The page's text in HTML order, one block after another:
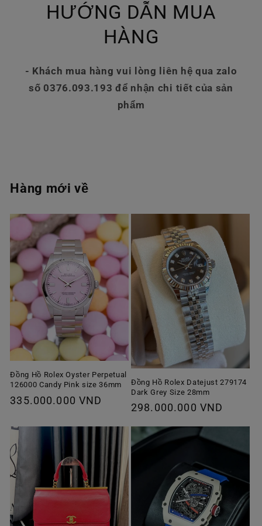
HƯỚNG DẪN MUA
HÀNG
- Khách mua hàng vui lòng liên hệ qua zalo
số 0376.093.193 để nhận chi tiết của sản
phẩm
Hàng mới về
Đồng Hồ Rolex Oyster Perpetual
126000 Candy Pink size 36mm
Giá
thường
335.000.000 VND
Đồng Hồ Rolex Datejust 279174
Dark Grey Size 28mm
Giá
thường
298.000.000 VND